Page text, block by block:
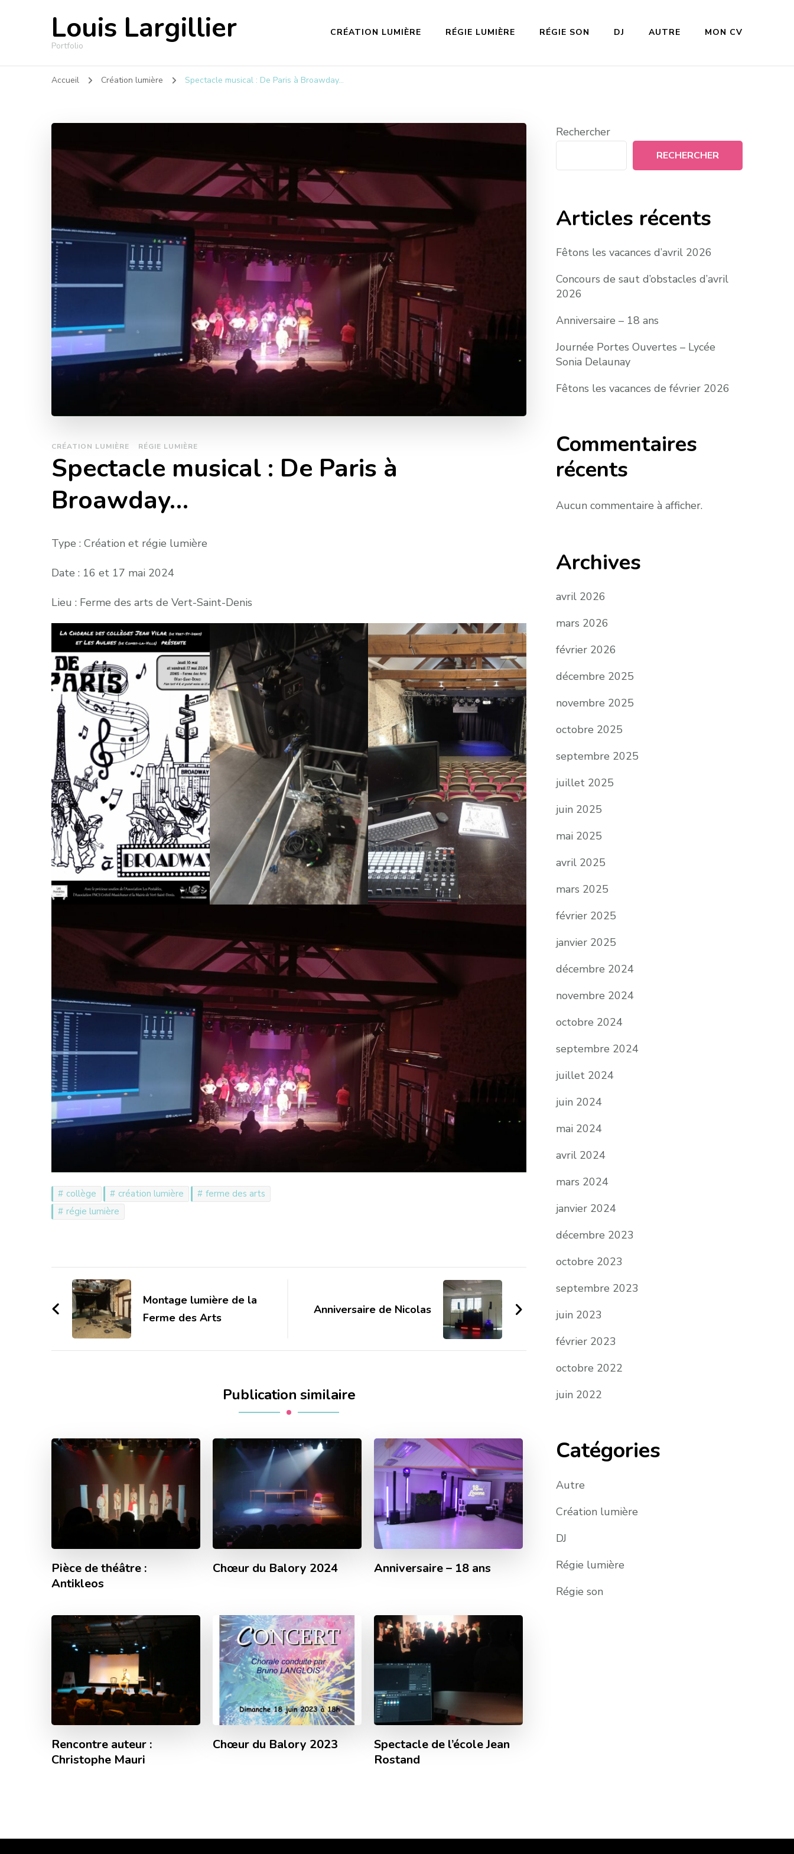
Louis Largillier
Portfolio
CRÉATION LUMIÈRE RÉGIE LUMIÈRE RÉGIE SON DJ AUTRE MON CV
Accueil Création lumière Spectacle musical : De Paris à Broawday…
CRÉATION LUMIÈRE RÉGIE LUMIÈRE
Spectacle musical : De Paris à
Broawday…
Type : Création et régie lumière
Date : 16 et 17 mai 2024
Lieu : Ferme des arts de Vert-Saint-Denis
collège création lumière
ferme des arts
régie lumière
Navigation
d'article
Montage lumière de la
Ferme des Arts
Anniversaire de Nicolas
Publication similaire
Pièce de théâtre :
Antikleos
Chœur du Balory 2024 Anniversaire – 18 ans
Rencontre auteur :
Christophe Mauri
Chœur du Balory 2023
Spectacle de l’école Jean
Rostand
Rechercher
RECHERCHER
Articles récents
Fêtons les vacances d’avril 2026
Concours de saut d’obstacles d’avril
2026
Anniversaire – 18 ans
Journée Portes Ouvertes – Lycée
Sonia Delaunay
Fêtons les vacances de février 2026
Commentaires
récents
Aucun commentaire à afficher.
Archives
avril 2026
mars 2026
février 2026
décembre 2025
novembre 2025
octobre 2025
septembre 2025
juillet 2025
juin 2025
mai 2025
avril 2025
mars 2025
février 2025
janvier 2025
décembre 2024
novembre 2024
octobre 2024
septembre 2024
juillet 2024
juin 2024
mai 2024
avril 2024
mars 2024
janvier 2024
décembre 2023
octobre 2023
septembre 2023
juin 2023
février 2023
octobre 2022
juin 2022
Catégories
Autre
Création lumière
DJ
Régie lumière
Régie son